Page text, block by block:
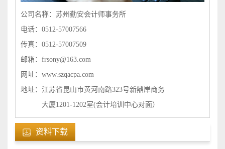
公司名称：苏州勤安会计师事务所
电话：0512-57007566
传真：0512-57007509
邮箱：frsony@163.com
网址：www.szqacpa.com
地址：江苏省昆山市黄河南路323号新鼎岸商务
大厦1201-1202室(会计培训中心对面）
资料下载